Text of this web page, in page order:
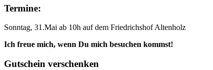
Termine:
Sonntag, 31.Mai ab 10h auf dem Friedrichshof Altenholz
Ich freue mich, wenn Du mich besuchen kommst!
Gutschein verschenken